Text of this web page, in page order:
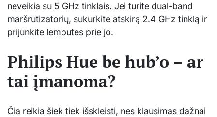
neveikia su 5 GHz tinklais. Jei turite dual-band
maršrutizatorių, sukurkite atskirą 2.4 GHz tinklą ir
prijunkite lemputes prie jo.
Philips Hue be hub’o – ar
tai įmanoma?
Čia reikia šiek tiek išskleisti, nes klausimas dažnai